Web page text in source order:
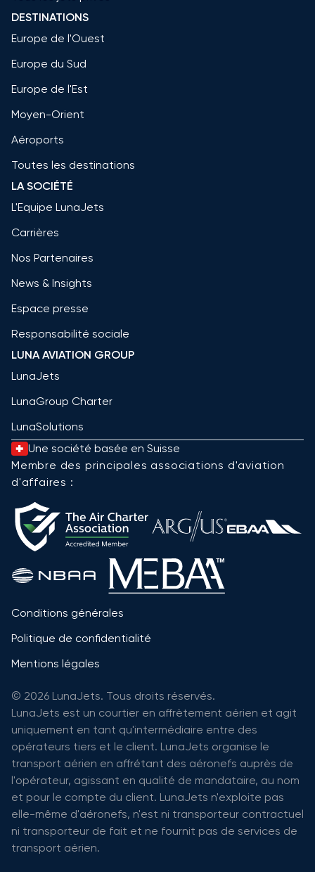
DESTINATIONS
Europe de l'Ouest
Europe du Sud
Europe de l'Est
Moyen-Orient
Aéroports
Toutes les destinations
LA SOCIÉTÉ
L'Equipe LunaJets
Carrières
Nos Partenaires
News & Insights
Espace presse
Responsabilité sociale
LUNA AVIATION GROUP
LunaJets
LunaGroup Charter
LunaSolutions
Une société basée en Suisse
Membre des principales associations d'aviation
d'affaires :
Conditions générales
Politique de confidentialité
Mentions légales
© 2026 LunaJets. Tous droits réservés.
LunaJets est un courtier en affrètement aérien et agit
uniquement en tant qu'intermédiaire entre des
opérateurs tiers et le client. LunaJets organise le
transport aérien en affrétant des aéronefs auprès de
l'opérateur, agissant en qualité de mandataire, au nom
et pour le compte du client. LunaJets n'exploite pas
elle-même d'aéronefs, n'est ni transporteur contractuel
ni transporteur de fait et ne fournit pas de services de
transport aérien.